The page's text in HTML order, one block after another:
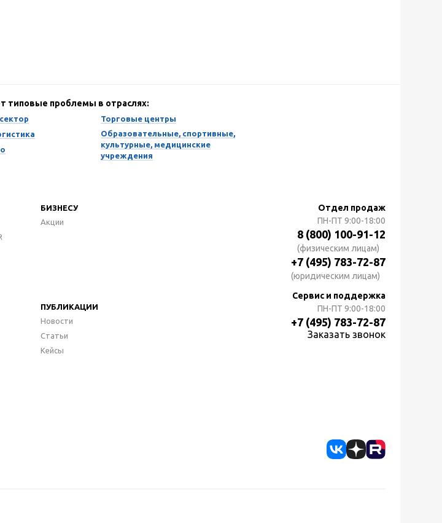
типовые проблемы в отраслях:
Торговые центры
Образовательные, спортивные,
культурные, медицинские
учреждения
БИЗНЕСУ
Акции
ПУБЛИКАЦИИ
Новости
Статьи
Кейсы
Отдел продаж
ПН-ПТ 9:00-18:00
8 (800) 100-91-12
(физическим лицам)
+7 (495) 783-72-87
(юридическим лицам)
Сервис и поддержка
ПН-ПТ 9:00-18:00
+7 (495) 783-72-87
Заказать звонок